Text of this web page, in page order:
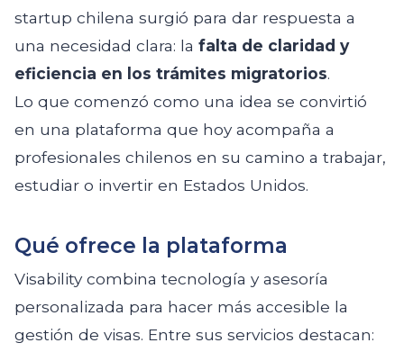
startup chilena surgió para dar respuesta a
una necesidad clara: la falta de claridad y
eficiencia en los trámites migratorios.
Lo que comenzó como una idea se convirtió
en una plataforma que hoy acompaña a
profesionales chilenos en su camino a trabajar,
estudiar o invertir en Estados Unidos.
Qué ofrece la plataforma
Visability combina tecnología y asesoría
personalizada para hacer más accesible la
gestión de visas. Entre sus servicios destacan: